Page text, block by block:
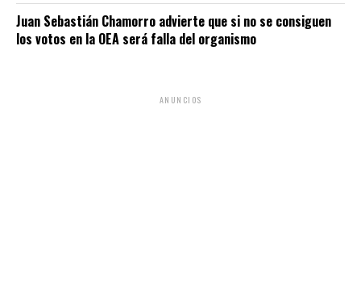
Juan Sebastián Chamorro advierte que si no se consiguen
los votos en la OEA será falla del organismo
ANUNCIOS